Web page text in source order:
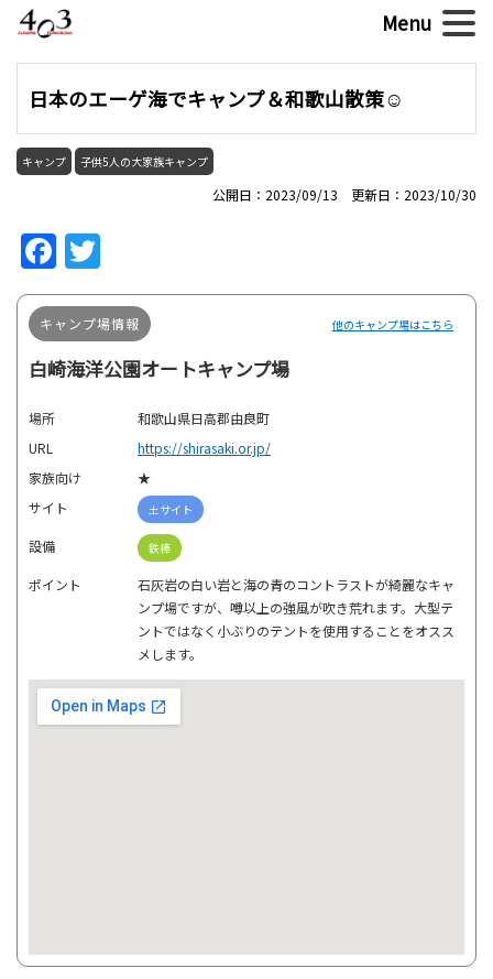
日本のエーゲ海でキャンプ＆和歌山散策☺
キャンプ 子供5人の大家族キャンプ
公開日：2023/09/13 更新日：2023/10/30
Facebook
キャンプ場情報 他のキャンプ場はこちら
白崎海洋公園オートキャンプ場
場所
和歌山県日高郡由良町
URL
https://shirasaki.or.jp/
家族向け
★
サイト
土サイト
設備 鉄棒
ポイント
石灰岩の白い岩と海の青のコントラストが綺麗なキャ
ンプ場ですが、噂以上の強風が吹き荒れます。大型テ
ントではなく小ぶりのテントを使用することをオスス
メします。